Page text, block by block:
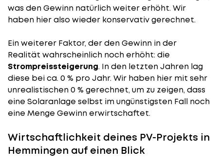
was den Gewinn natürlich weiter erhöht. Wir
haben hier also wieder konservativ gerechnet.
Ein weiterer Faktor, der den Gewinn in der
Realität wahrscheinlich noch erhöht: die
Strompreissteigerung. In den letzten Jahren lag
diese bei ca. 0 % pro Jahr. Wir haben hier mit sehr
unrealistischen 0 % gerechnet, um zu zeigen, dass
eine Solaranlage selbst im ungünstigsten Fall noch
eine Menge Gewinn erwirtschaftet.
Wirtschaftlichkeit deines PV-Projekts in
Hemmingen auf einen Blick